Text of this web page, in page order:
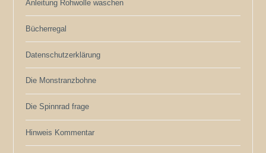
Anleitung Rohwolle waschen
Bücherregal
Datenschutzerklärung
Die Monstranzbohne
Die Spinnrad frage
Hinweis Kommentar